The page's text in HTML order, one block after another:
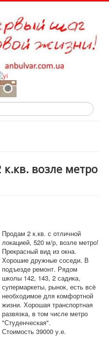
возле метро
Продам 2 к.кв. с отличной
локацией, 520 м/р, возле метро!
Прекрасный вид из окна.
Хорошие дружные соседи. В
подъезде ремонт. Рядом
школы 142, 143, 2 садика,
супермаркеты, рынок, есть всё
необходимое для комфортной
жизни. Хорошая транспортная
развязка, в том числе метро
"Студенческая".
Стоимость 39000 у.е.